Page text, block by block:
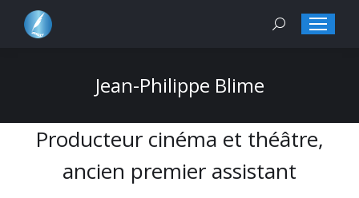
Search:
Jean-Philippe Blime
Producteur cinéma et théâtre,
ancien premier assistant